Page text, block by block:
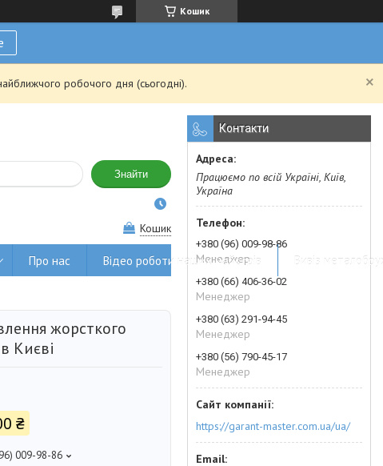
Кошик
робочого дня (сьогодні).
Знайти
Кошик
Про нас Відео роботи наших майстрів Вивіз
жорсткого
Києві
₴
009-98-86
Контакти
Працюємо по всій Україні, Київ,
Україна
+380 (96) 009-98-86
Менеджер
+380 (66) 406-36-02
Менеджер
+380 (63) 291-94-45
Менеджер
+380 (56) 790-45-17
Менеджер
https://garant-master.com.ua/ua/